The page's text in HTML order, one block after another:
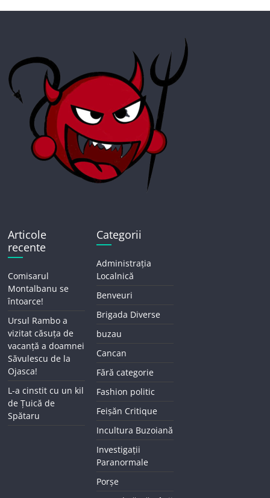
Articole
recente
Comisarul
Montalbanu se
întoarce!
Ursul Rambo a
vizitat căsuța de
vacanță a doamnei
Săvulescu de la
Ojasca!
L-a cinstit cu un kil
de Țuică de
Spătaru
Categorii
Administrația
Localnică
Benveuri
Brigada Diverse
buzau
Cancan
Fără categorie
Fashion politic
Feișăn Critique
Incultura Buzoiană
Investigații
Paranormale
Porșe